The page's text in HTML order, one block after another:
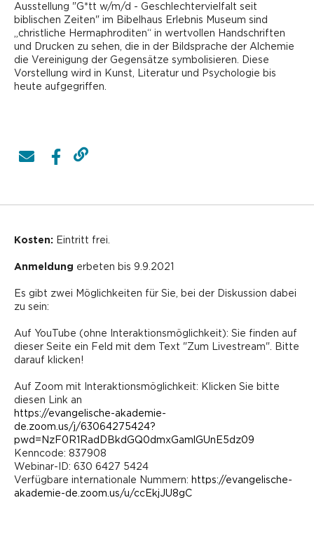
Ausstellung "G*tt w/m/d - Geschlechtervielfalt seit
biblischen Zeiten" im Bibelhaus Erlebnis Museum sind
„christliche Hermaphroditen“ in wertvollen Handschriften
und Drucken zu sehen, die in der Bildsprache der Alchemie
die Vereinigung der Gegensätze symbolisieren. Diese
Vorstellung wird in Kunst, Literatur und Psychologie bis
heute aufgegriffen.
Kosten: Eintritt frei.
Anmeldung erbeten bis 9.9.2021
Es gibt zwei Möglichkeiten für Sie, bei der Diskussion dabei
zu sein:
Auf YouTube (ohne Interaktionsmöglichkeit): Sie finden auf
dieser Seite ein Feld mit dem Text "Zum Livestream". Bitte
darauf klicken!
Auf Zoom mit Interaktionsmöglichkeit: Klicken Sie bitte
diesen Link an
https://evangelische-akademie-
de.zoom.us/j/63064275424?
pwd=NzF0R1RadDBkdGQ0dmxGamlGUnE5dz09
Kenncode: 837908
Webinar-ID: 630 6427 5424
Verfügbare internationale Nummern: https://evangelische-
akademie-de.zoom.us/u/ccEkjJU8gC